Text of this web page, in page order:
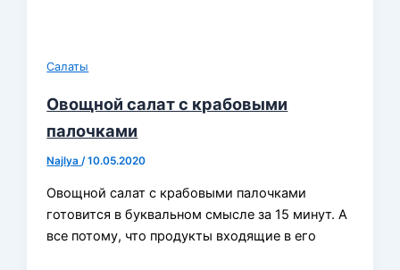
Салаты
Овощной салат с крабовыми
палочками
Najlya/10.05.2020
Овощной салат с крабовыми палочками
готовится в буквальном смысле за 15 минут. А
все потому, что продукты входящие в его